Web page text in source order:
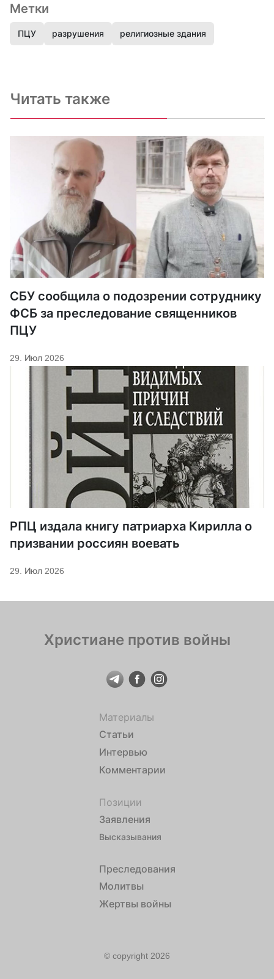
Метки
ПЦУ разрушения религиозные здания
Читать также
СБУ сообщила о подозрении сотруднику
ФСБ за преследование священников
ПЦУ
29. Июл 2026
РПЦ издала книгу патриарха Кирилла о
призвании россиян воевать
29. Июл 2026
Христиане против войны
Материалы
Статьи
Интервью
Комментарии
Позиции
Заявления
Высказывания
Преследования
Молитвы
Жертвы войны
© copyright 2026